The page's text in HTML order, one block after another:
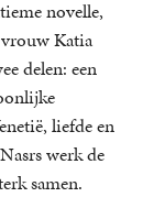
novelle,
Katia
delen: een
liefde en
werk de
samen.